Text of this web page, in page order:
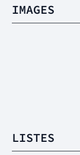
IMAGES
LISTES